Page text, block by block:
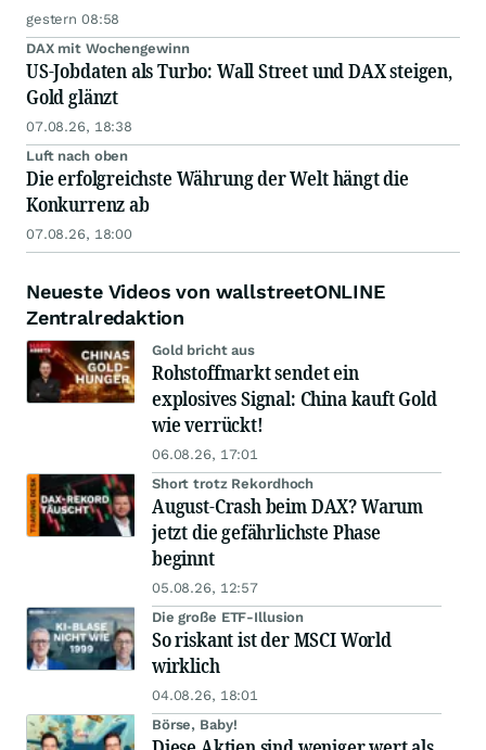
gestern 08:58
DAX mit Wochengewinn
US-Jobdaten als Turbo: Wall Street und DAX steigen,
Gold glänzt
07.08.26, 18:38
Luft nach oben
Die erfolgreichste Währung der Welt hängt die
Konkurrenz ab
07.08.26, 18:00
Neueste Videos von wallstreetONLINE
Zentralredaktion
Gold bricht aus
Rohstoffmarkt sendet ein
explosives Signal: China kauft Gold
wie verrückt!
06.08.26, 17:01
Short trotz Rekordhoch
August-Crash beim DAX? Warum
jetzt die gefährlichste Phase
beginnt
05.08.26, 12:57
Die große ETF-Illusion
So riskant ist der MSCI World
wirklich
04.08.26, 18:01
Börse, Baby!